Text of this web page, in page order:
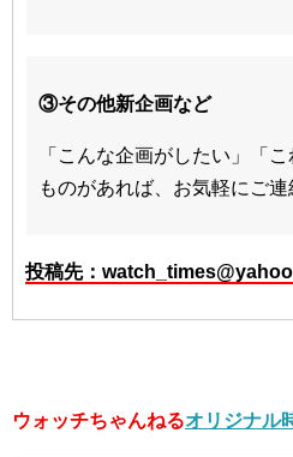
③その他新企画など
「こんな企画がしたい」「
ものがあれば、お気軽にご連
投稿先：
ウォッチちゃんねるオリジナル